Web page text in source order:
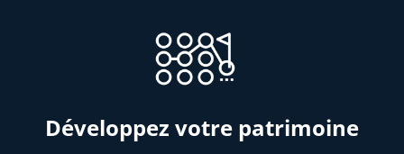
Développez votre patrimoine